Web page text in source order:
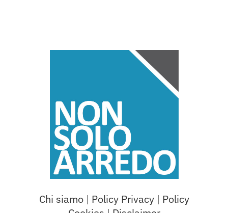
Chi siamo| Policy Privacy| Policy